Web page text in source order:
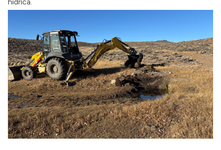
hídrica.